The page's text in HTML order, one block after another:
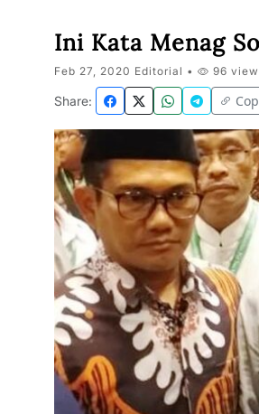
Ini Kata Menag
Feb 27, 2020 Editorial • 96
Share: